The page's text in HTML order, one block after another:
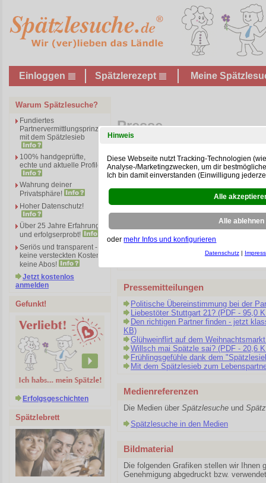
Einloggen Spätzlerezept Meine
Warum Spätzlesuche?
Fundiertes
Partnervermittlungsprinzip
mit dem Spätzlesieb
100% handgeprüfte,
echte und aktuelle Profile!
Wahrung deiner
Privatsphäre!
Hoher Datenschutz!
Über 25 Jahre Erfahrung
und erfolgserprobt!
Seriös und transparent -
keine versteckten Kosten,
keine Abos!
Jetzt kostenlos
anmelden
Gefunkt!
Erfolgsgeschichten
Spätzlebrett
Presse
Herzlich willkommen auf der
Bildmaterial zusammengetragen. Bei
contacting.de
Arbachtalstr. 6
D-72800 Eningen unter Achalm
Pressemitteilungen
Politische Übereinstimmung bei der
Liebestöter Stuttgart 21? (PDF - 95,0
Den richtigen Partner finden - jetzt
KB)
Glühweinflirt auf dem
Willsch mai Spätzle sai? (PDF - 20,6
Frühlingsgefühle dank dem
Mit dem Spätzlesieb zum
Medienreferenzen
Die Medien über Spätzlesuche und
Spätzlesuche in den Medien
Bildmaterial
Die folgenden Grafiken stellen wir Ihnen
Genehmigung abgedruckt bzw.
Hinweis
Diese Webseite nutzt Tracking-Technologien
Analyse-/Marketingzwecken, um dir
Ich bin damit einverstanden (Einwilligung
odermehr Infos und konfigurieren
Datenschutz|